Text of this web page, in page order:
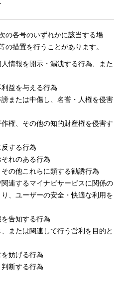
の各号のいずれかに該当する場
の措置を行うことがあります。
情報を開示・漏洩する行為、また
益を与える行為
または中傷し、名誉・人権を侵害
権、その他の知的財産権を侵害す
する行為
れのある行為
の他これらに類する勧誘行為
連するマイナビサービスに関係の
、ユーザーの安全・快適な利用を
告知する行為
または関連して行う営利を目的と
妨げる行為
断する行為